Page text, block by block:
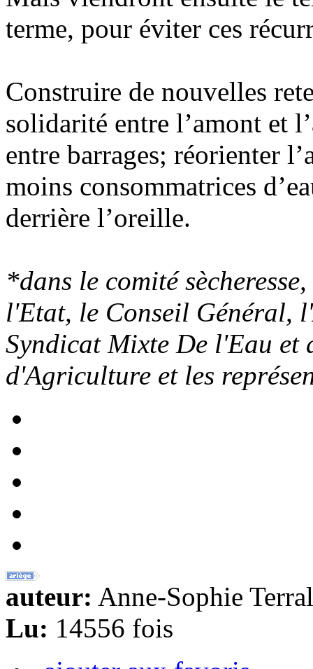
terme, pour éviter ces
Construire de nouvelles
solidarité entre l’amont et
entre barrages; réorienter
moins consommatrices
derrière l’oreille.
*dans le comité
l'Etat, le Conseil Général,
Syndicat Mixte De l'Eau et
d'Agriculture et les
auteur: Anne-Sophie
Lu: 14556 fois